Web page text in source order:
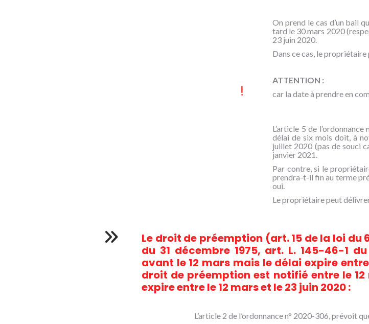
On prend le cas d’un bail
tard le 30 mars 2020
23 juin 2020.
Dans ce cas, le propriétaire
ATTENTION :
car la date à prendre en
L’article 5 de
délai de six mois doit, à
juillet 2020 (pas de souci
janvier 2021.
Par contre, si le
prendra-t-il fin au terme
oui.
Le propriétaire peut
Le droit de préemption (art. 15 de la loi du
du 31 décembre 1975, art. L. 145-46-1
avant le 12 mars mais le délai expire
droit de préemption est notifié entre le
expire entre le 12 mars et le 23 juin 2020 :
L’article 2 de l’ordonnance n° 2020-306, prévoit